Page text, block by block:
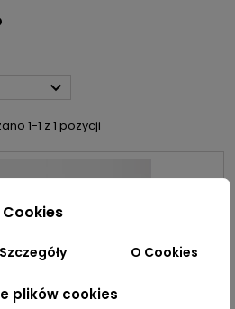

1-1 z 1 pozycji
Cookies
Szczegóły O Cookies
plików cookies